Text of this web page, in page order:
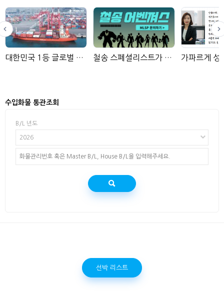
대한민국 1등 글로벌 선사, 팬오션 철송 스페셜리스트가 모인 물류사
수입화물 통관조회
B/L 년도
2026
선박 리스트